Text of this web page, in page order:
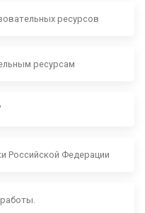
ресурсов
ресурсам
Российской Федерации